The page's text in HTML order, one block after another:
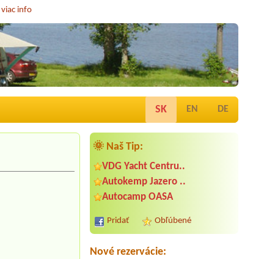
viac info
SK EN DE
🌞 Naš Tip:
VDG Yacht Centru..
Autokemp Jazero ..
Autocamp OASA
Pridať Obľúbené
Nové rezervácie:
Termín od 2026-07-31 |KEMPING
SLNEČNÉ JAZERÁ
1x místo obytný vůz s přístavbou
stanu, nepotřebujeme elektrické
Termín od 2026-08-06 |
dolina
1 miesto pre stan a 2 osoby